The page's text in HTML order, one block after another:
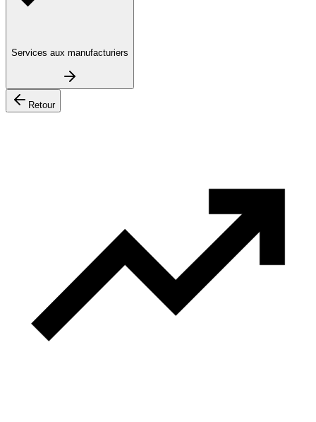
Services aux manufacturiers
Retour